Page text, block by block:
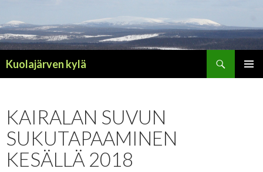
Kuolajärven kylä
KAIRALAN SUVUN
SUKUTAPAAMINEN
KESÄLLÄ 2018